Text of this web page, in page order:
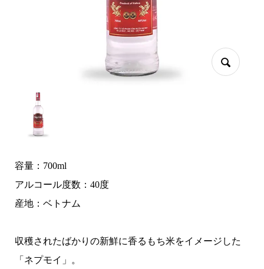
容量：700ml
アルコール度数：40度
産地：ベトナム
収穫されたばかりの新鮮に香るもち米をイメージした
「ネプモイ」。